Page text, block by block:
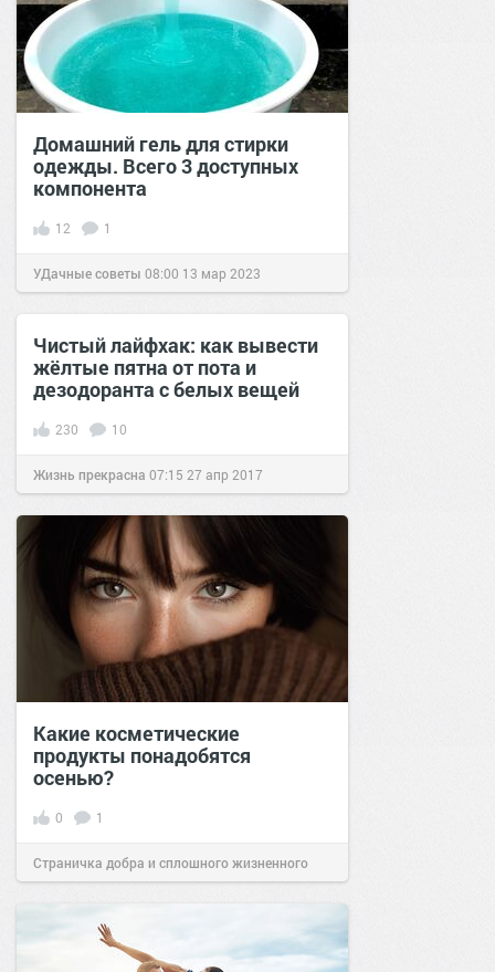
Домашний гель для стирки
одежды. Всего 3 доступных
компонента
12 1
УДачные советы 08:00 13 мар 2023
Чистый лайфхак: как вывести
жёлтые пятна от пота и
дезодоранта с белых вещей
230 10
Жизнь прекрасна 07:15 27 апр 2017
Какие косметические
продукты понадобятся
осенью?
0 1
Страничка добра и сплошного жизненного